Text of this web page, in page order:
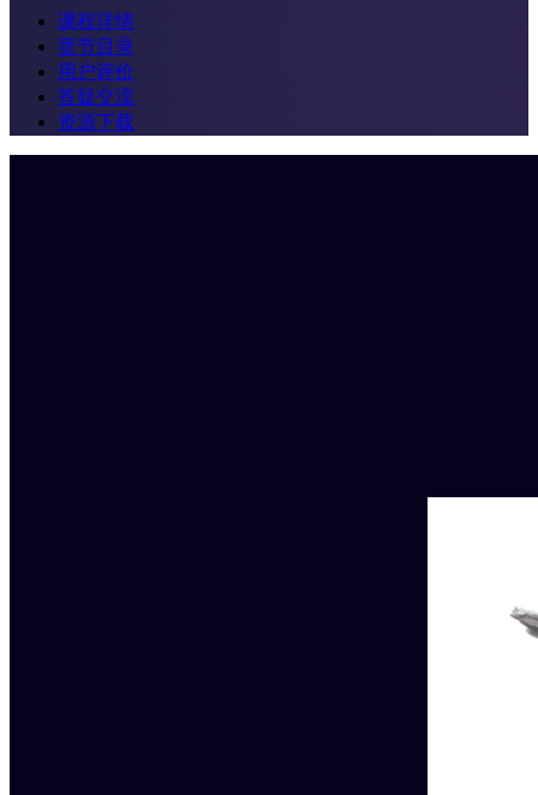
课程详情
章节目录
用户评价
答疑交流
资源下载